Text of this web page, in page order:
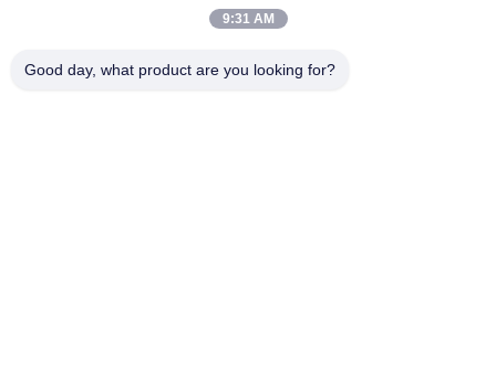
9:31 AM
Good day, what product are you looking for?